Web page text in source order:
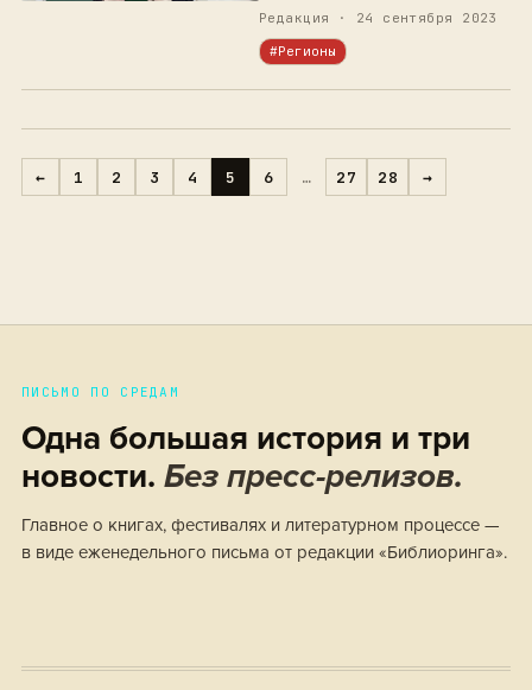
города Выксы, прекрасно
показавших в трех раундах
артистизм и технику во время
чтения вслух без подготовки.
Редакция · 24 сентября 2023
#Регионы
← 1 2 3 4 5 6 … 27 28 →
ПИСЬМО ПО СРЕДАМ
Одна большая история и три
новости. Без пресс-релизов.
Главное о книгах, фестивалях и литературном процессе —
в виде еженедельного письма от редакции «Библиоринга».